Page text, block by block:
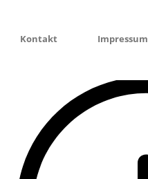
Kontakt Impressum